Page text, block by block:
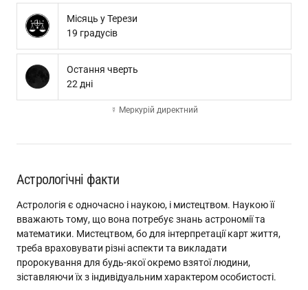
Місяць у Терези
19 градусів
Остання чверть
22 дні
☿ Меркурій директний
Астрологічні факти
Астрологія є одночасно і наукою, і мистецтвом. Наукою її
вважають тому, що вона потребує знань астрономії та
математики. Мистецтвом, бо для інтерпретації карт життя,
треба враховувати різні аспекти та викладати
пророкування для будь-якої окремо взятої людини,
зіставляючи їх з індивідуальним характером особистості.